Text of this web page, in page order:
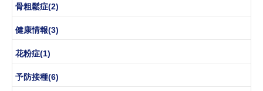
骨粗鬆症(2)
健康情報(3)
花粉症(1)
予防接種(6)